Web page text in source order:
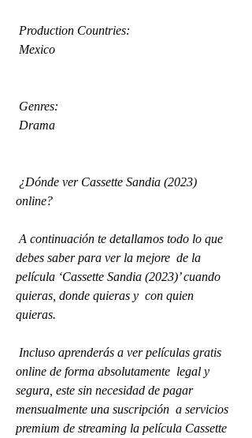
Production Countries:
Mexico
Genres:
Drama
online?
debes saber para ver la mejore  de la
película ‘Cassette Sandia (2023)’ cuando
quieras, donde quieras y  con quien
quieras.
online de forma absolutamente  legal y
segura, este sin necesidad de pagar
mensualmente una suscripción  a servicios
premium de streaming la película Cassette